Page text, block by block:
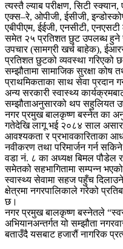
त्यस्तै ल्याब परीक्षण, सिटी
एक्स–रे, ओपीजी, ईसीजी,
एबीपीएम, ईईजी, एनसीटी,
समेत २५ प्रतिशत छुट उपलब्ध हुने
उपचार (सामग्री खर्च बाहेक),
प्रतिशत छुटको व्यवस्था गरिएको
सम्झौतामा सामाजिक सुरक्षा कोष
प्राथमिकताका साथ सेवा प्रदान
अन्य सरकारी स्वास्थ्य
सम्झौताअनुसारको थप सहुलियत
नगर प्रमुख बालकृष्ण बस्नेत का
गतेदेखि लागू भई २०८४ साल
आवश्यकता र प्रभावकारिताका
नवीकरण तथा परिमार्जन गर्न
वडा नं. ८ का अध्यक्ष बिमल पौडेल
समेतको सहभागितामा सम्पन्न
स्वास्थ्य सेवामा सहज पहुँच
क्षेत्रमा नगरपालिकाले गरेको
छ।
नगर प्रमुख बालकृष्ण बस्नेतले
अभियानअन्तर्गत यो सम्झौता
बताउँदै यसबाट हजारौं नागरिक